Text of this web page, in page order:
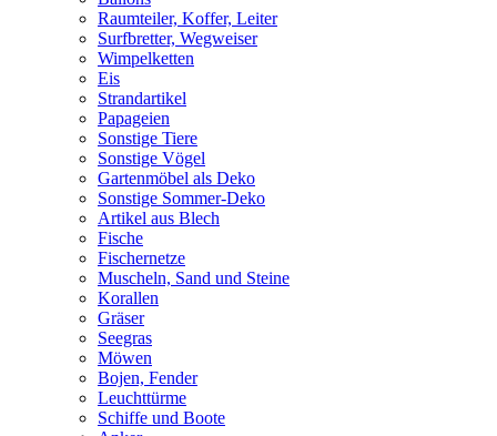
Raumteiler, Koffer, Leiter
Surfbretter, Wegweiser
Wimpelketten
Eis
Strandartikel
Papageien
Sonstige Tiere
Sonstige Vögel
Gartenmöbel als Deko
Sonstige Sommer-Deko
Artikel aus Blech
Fische
Fischernetze
Muscheln, Sand und Steine
Korallen
Gräser
Seegras
Möwen
Bojen, Fender
Leuchttürme
Schiffe und Boote